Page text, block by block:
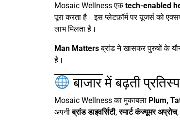
Mosaic Wellness एकtech-enabled
पूरा करता है। इस प्लेटफ़ॉर्म पर यूजर्स को
लाभ मिलता है।
Man Mattersब्रांड ने खासकर पुरुषों के
है।
बाजार में बढ़ती
Mosaic Wellness का मुकाबला Plum,
अपनीब्रांड डाइवर्सिटी,स्मार्ट कंज्यूमर अप्रोच